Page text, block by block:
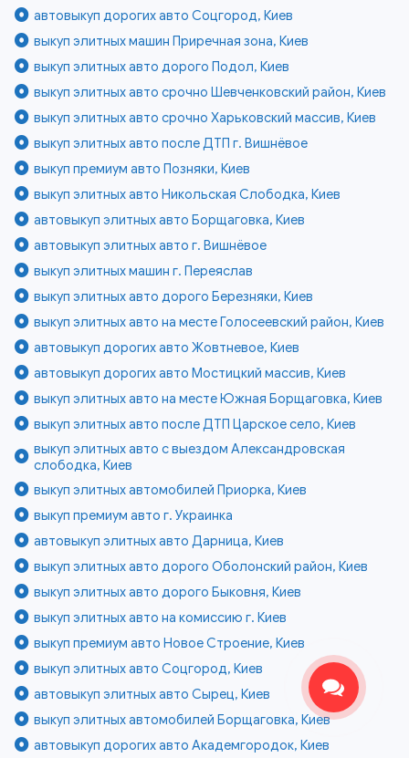
автовыкуп дорогих авто Соцгород, Киев
выкуп элитных машин Приречная зона, Киев
выкуп элитных авто дорого Подол, Киев
выкуп элитных авто срочно Шевченковский район, Киев
выкуп элитных авто срочно Харьковский массив, Киев
выкуп элитных авто после ДТП г. Вишнёвое
выкуп премиум авто Позняки, Киев
выкуп элитных авто Никольская Слободка, Киев
автовыкуп элитных авто Борщаговка, Киев
автовыкуп элитных авто г. Вишнёвое
выкуп элитных машин г. Переяслав
выкуп элитных авто дорого Березняки, Киев
выкуп элитных авто на месте Голосеевский район, Киев
автовыкуп дорогих авто Жовтневое, Киев
автовыкуп дорогих авто Мостицкий массив, Киев
выкуп элитных авто на месте Южная Борщаговка, Киев
выкуп элитных авто после ДТП Царское село, Киев
выкуп элитных авто с выездом Александровская
слободка, Киев
выкуп элитных автомобилей Приорка, Киев
выкуп премиум авто г. Украинка
автовыкуп элитных авто Дарница, Киев
выкуп элитных авто дорого Оболонский район, Киев
выкуп элитных авто дорого Быковня, Киев
выкуп элитных авто на комиссию г. Киев
выкуп премиум авто Новое Строение, Киев
выкуп элитных авто Соцгород, Киев
автовыкуп элитных авто Сырец, Киев
выкуп элитных автомобилей Борщаговка, Киев
автовыкуп дорогих авто Академгородок, Киев